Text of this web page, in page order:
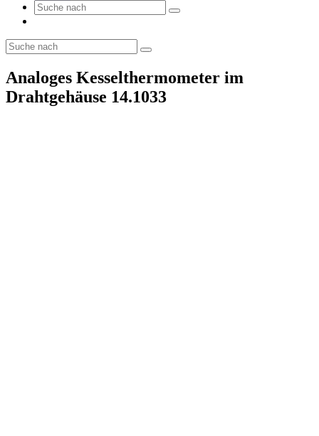
Analoges Kesselthermometer im
Drahtgehäuse 14.1033